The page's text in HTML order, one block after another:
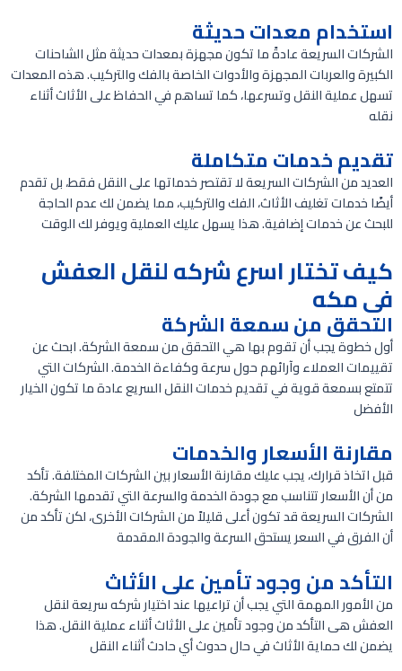
استخدام معدات حديثة
الشركات السريعة عادةً ما تكون مجهزة بمعدات حديثة مثل الشاحنات
الكبيرة والعربات المجهزة والأدوات الخاصة بالفك والتركيب. هذه المعدات
تسهل عملية النقل وتسرعها، كما تساهم في الحفاظ على الأثاث أثناء
نقله
تقديم خدمات متكاملة
العديد من الشركات السريعة لا تقتصر خدماتها على النقل فقط، بل تقدم
أيضًا خدمات تغليف الأثاث، الفك والتركيب، مما يضمن لك عدم الحاجة
للبحث عن خدمات إضافية. هذا يسهل عليك العملية ويوفر لك الوقت
كيف تختار اسرع شركه لنقل العفش
فى مكه
التحقق من سمعة الشركة
أول خطوة يجب أن تقوم بها هي التحقق من سمعة الشركة. ابحث عن
تقييمات العملاء وآرائهم حول سرعة وكفاءة الخدمة. الشركات التي
تتمتع بسمعة قوية في تقديم خدمات النقل السريع عادة ما تكون الخيار
الأفضل
مقارنة الأسعار والخدمات
قبل اتخاذ قرارك، يجب عليك مقارنة الأسعار بين الشركات المختلفة. تأكد
من أن الأسعار تتناسب مع جودة الخدمة والسرعة التي تقدمها الشركة.
الشركات السريعة قد تكون أعلى قليلاً من الشركات الأخرى، لكن تأكد من
أن الفرق في السعر يستحق السرعة والجودة المقدمة
التأكد من وجود تأمين على الأثاث
من الأمور المهمة التي يجب أن تراعيها عند اختيار شركه سريعة لنقل
العفش هى التأكد من وجود تأمين على الأثاث أثناء عملية النقل. هذا
يضمن لك حماية الأثاث في حال حدوث أي حادث أثناء النقل